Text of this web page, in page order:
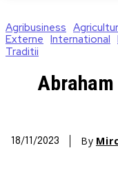
Agribusiness
Externe International
Traditii
18/11/2023 By